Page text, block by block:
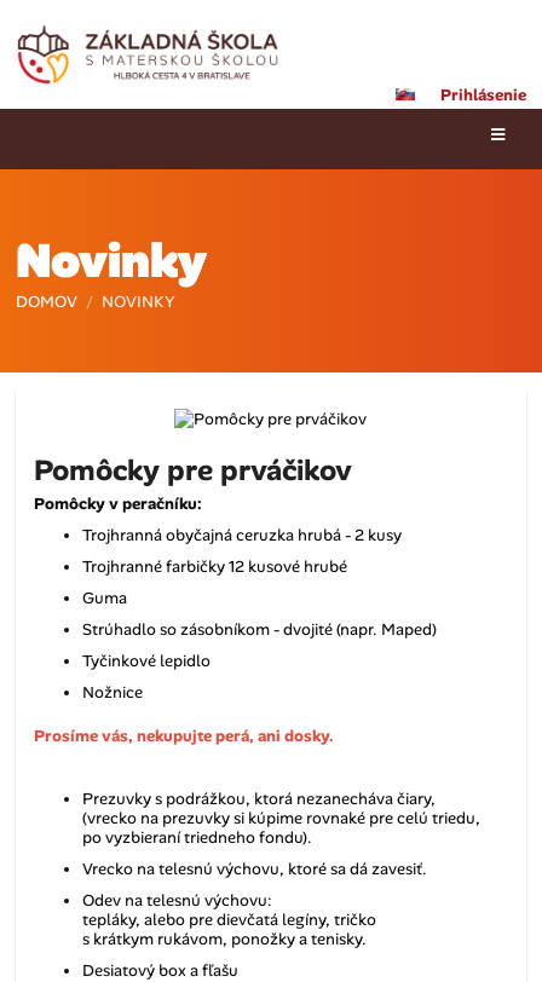
Prihlásenie
Novinky
DOMOV / NOVINKY
Pomôcky pre prváčikov
Pomôcky v peračníku:
Trojhranná obyčajná ceruzka hrubá - 2 kusy
Trojhranné farbičky 12 kusové hrubé
Guma
Strúhadlo so zásobníkom - dvojité (napr. Maped)
Tyčinkové lepidlo
Nožnice
Prosíme vás, nekupujte perá, ani dosky.
Prezuvky s podrážkou, ktorá nezanecháva čiary,
(vrecko na prezuvky si kúpime rovnaké pre celú triedu,
po vyzbieraní triedneho fondu).
Vrecko na telesnú výchovu, ktoré sa dá zavesiť.
Odev na telesnú výchovu:
tepláky, alebo pre dievčatá legíny, tričko
s krátkym rukávom, ponožky a tenisky.
Desiatový box a fľašu